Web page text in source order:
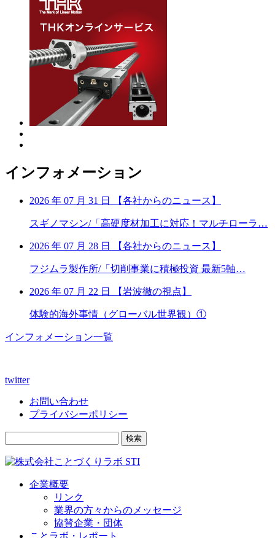
インフォメーション
2026 年 07 月 31 日 【各社からのニュース】
スギノマシン/「高硬度材加工に対応！マルチローラ…
2026 年 07 月 28 日 【各社からのニュース】
フジムラ製作所/「切削事業に積極投資 最新5軸…
2026 年 07 月 22 日 【岩波徹の視点】
体験的海外事情（グローバル世界観）①
インフォメーション一覧
twitter
お問い合わせ
プライバシーポリシー
検索
企業概要
リンク
業界の方々からのメッセージ
協賛企業・団体
ことラボ・レポート